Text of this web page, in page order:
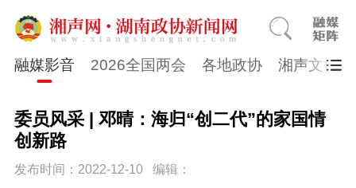
融媒影音 2026全国两会 各地政协 湘声文博
委员风采 | 邓晴：海归“创二代”的家国情
创新路
发布时间：2022-12-10 编辑：